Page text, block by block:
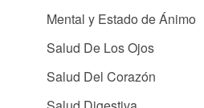
accesibilidad.
Mental y Estado de Ánimo
Salud De Los Ojos
Salud Del Corazón